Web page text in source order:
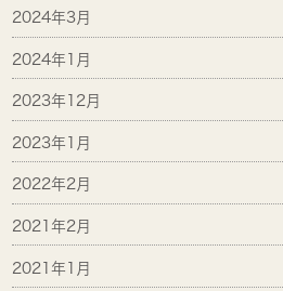
2024年3月
2024年1月
2023年12月
2023年1月
2022年2月
2021年2月
2021年1月